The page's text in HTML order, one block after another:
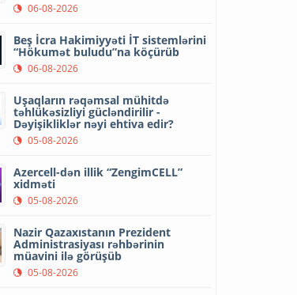
06-08-2026
Beş İcra Hakimiyyəti İT sistemlərini
“Hökumət buludu”na köçürüb
06-08-2026
Uşaqların rəqəmsal mühitdə
təhlükəsizliyi gücləndirilir -
Dəyişikliklər nəyi ehtiva edir?
05-08-2026
Azercell-dən illik “ZengimCELL”
xidməti
05-08-2026
Nazir Qazaxıstanın Prezident
Administrasiyası rəhbərinin
müavini ilə görüşüb
05-08-2026